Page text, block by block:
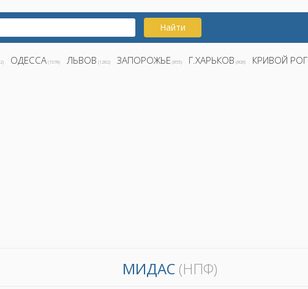
Найти
ОДЕССА (1578) ЛЬВОВ (1282) ЗАПОРОЖЬЕ (855) Г.ХАРЬКОВ (808) КРИВОЙ РОГ
МИДАС (НПФ)